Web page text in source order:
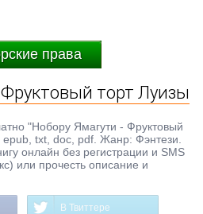
права
торт Луизы
"Нобору Ямагути - Фруктовый
txt, doc, pdf. Жанр: Фэнтези.
онлайн без регистрации и SMS
или прочесть описание и
В Твиттере